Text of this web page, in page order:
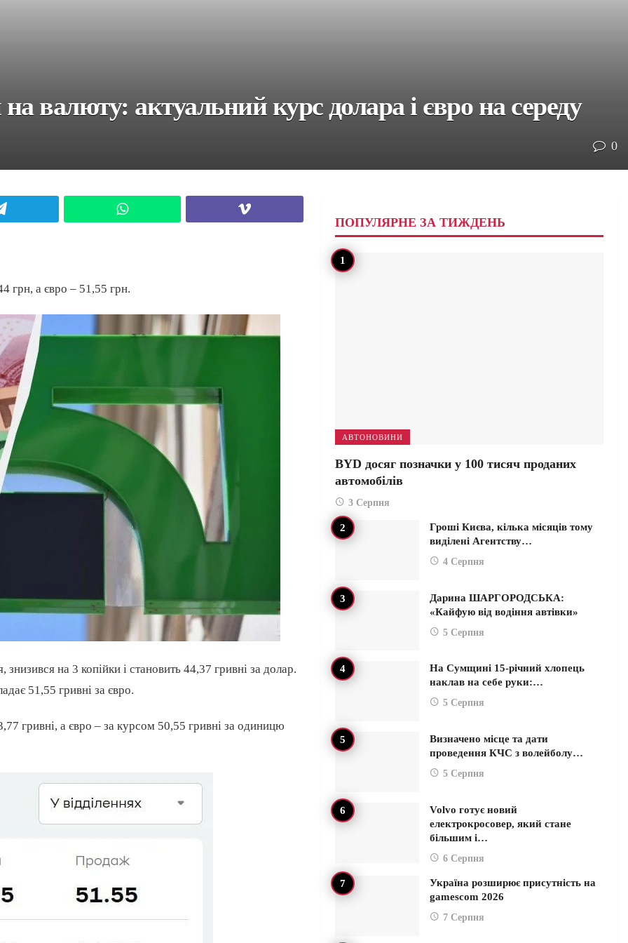
валюту: актуальний курс долара і євро на середу
0
грн, а євро – 51,55 грн.
на 3 копійки і становить 44,37 гривні за долар.
51,55 гривні за євро.
гривні, а євро – за курсом 50,55 гривні за одиницю
ПОПУЛЯРНЕ ЗА ТИЖДЕНЬ
АВТОНОВИНИ
BYD досяг позначки у 100 тисяч проданих
автомобілів
3 Серпня
Гроші Києва, кілька місяців тому
виділені Агентству…
4 Серпня
Дарина ШАРГОРОДСЬКА:
«Кайфую від водіння автівки»
5 Серпня
На Сумщині 15-річний хлопець
наклав на себе руки:…
5 Серпня
Визначено місце та дати
проведення КЧС з волейболу…
5 Серпня
Volvo готує новий
електрокросовер, який стане
більшим і…
6 Серпня
Україна розширює присутність на
gamescom 2026
7 Серпня